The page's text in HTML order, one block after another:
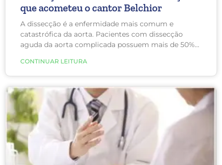
que acometeu o cantor Belchior
A dissecção é a enfermidade mais comum e
catastrófica da aorta. Pacientes com dissecção
aguda da aorta complicada possuem mais de 50%
cada hora que passa.
CONTINUAR LEITURA